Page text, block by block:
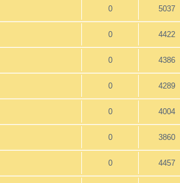
0 5037
0 4422
0 4386
0 4289
0 4004
0 3860
0 4457